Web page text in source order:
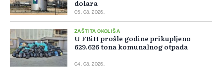
dolara
05. 08. 2026.
ZAŠTITA OKOLIŠA
U FBiH prošle godine prikupljeno
629.626 tona komunalnog otpada
04. 08. 2026.